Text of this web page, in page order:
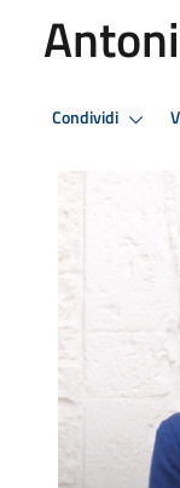
Condividi